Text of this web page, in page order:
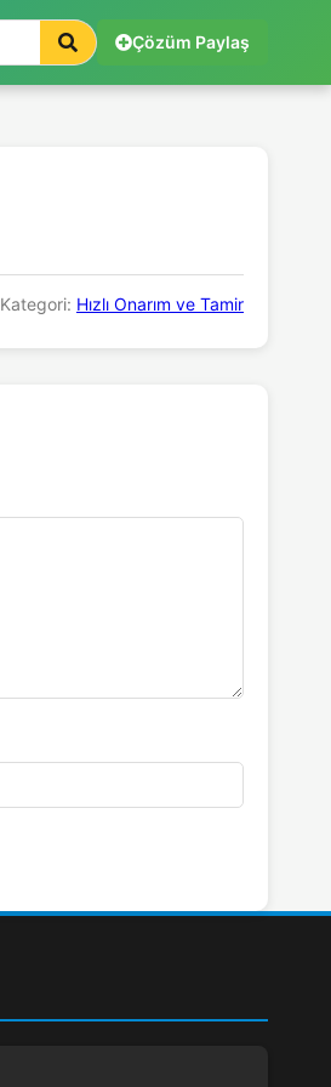
Çözüm Paylaş
Kategori: Hızlı Onarım ve Tamir